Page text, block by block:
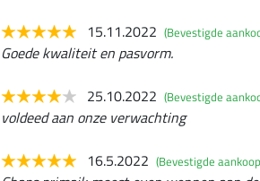
15.11.2022 (Bevestigde
Goede kwaliteit en pasvorm.
25.10.2022 (Bevestigde
voldeed aan onze verwachting
16.5.2022 (Bevestigde